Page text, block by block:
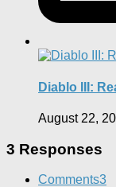
Diablo III:
August 22,
3 Responses
Comments3